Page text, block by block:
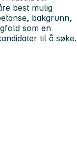
best mulig
bakgrunn,
som en
til å søke.